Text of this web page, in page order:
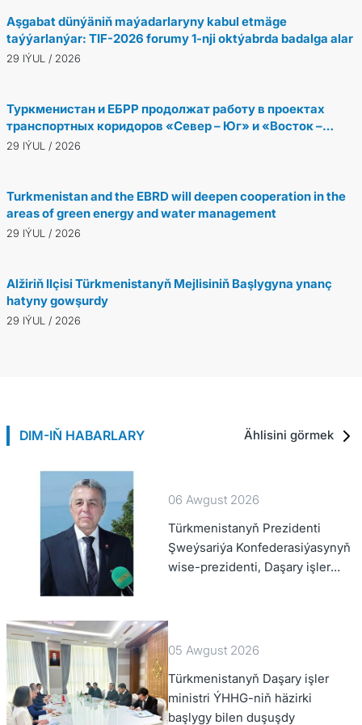
Aşgabat dünýäniň maýadarlaryny kabul etmäge
taýýarlanýar: TIF-2026 forumy 1-nji oktýabrda badalga alar
29 IÝUL / 2026
Туркменистан и ЕБРР продолжат работу в проектах
транспортных коридоров «Север – Юг» и «Восток –
Запад»
29 IÝUL / 2026
Turkmenistan and the EBRD will deepen cooperation in the
areas of green energy and water management
29 IÝUL / 2026
Alžiriň Ilçisi Türkmenistanyň Mejlisiniň Başlygyna ynanç
hatyny gowşurdy
29 IÝUL / 2026
DIM-IŇ HABARLARY Ählisini görmek
06 Awgust 2026
Türkmenistanyň Prezidenti
Şweýsariýa Konfederasiýasynyň
wise-prezidenti, Daşary işler
05 Awgust 2026
Türkmenistanyň Daşary işler
ministri ÝHHG-niň häzirki
başlygy bilen duşuşdy